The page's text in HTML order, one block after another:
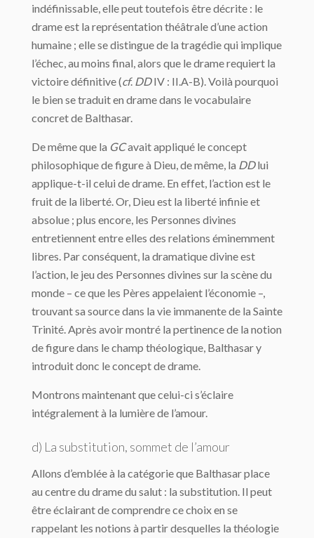
indéfinissable, elle peut toutefois être décrite : le
drame est la re­présentation théâtrale d’une action
humaine ; elle se distingue de la tragédie qui implique
l’échec, au moins final, alors que le drame requiert la
victoire définitive (cf. DDIV : II.A-B). Voilà pourquoi
le bien se traduit en drame dans le vocabulaire
concret de Balthasar.
De même que la GCavait appliqué le concept
philosophique de figure à Dieu, de même, la DDlui
applique-t-il celui de drame. En effet, l’action est le
fruit de la liberté. Or, Dieu est la liberté infinie et
abso­lue ; plus encore, les Personnes divines
entretiennent entre elles des relations éminem­ment
libres. Par conséquent, la dramatique divine est
l’action, le jeu des Personnes di­vines sur la scène du
monde – ce que les Pères appelaient l’économie –,
trouvant sa source dans la vie immanente de la Sainte
Trinité. Après avoir montré la pertinence de la notion
de figure dans le champ théologique, Balthasar y
introduit donc le concept de drame.
Montrons maintenant que celui-ci s’éclaire
intégralement à la lumière de l’amour.
d) La substitution, sommet de l’amour
Allons d’emblée à la catégorie que Balthasar place
au centre du drame du salut : la substitution. Il peut
être éclairant de comprendre ce choix en se
rappelant les notions à partir desquelles la théologie